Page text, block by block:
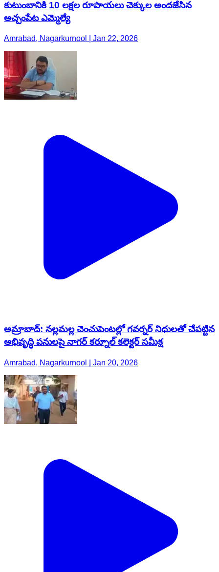
కుటుంబానికి 10 లక్షల రూపాయలు చెక్కుల అందజేసిన
అచ్చంపేట ఎమ్మెల్యే
Amrabad, Nagarkurnool | Jan 22, 2026
అమ్రాబాద్: నల్లమల్ల చెంచుపెంటల్లో గవర్నర్ నిధులతో చేపట్టిన
అభివృద్ధి పనులపై నాగర్ కర్నూల్ కలెక్టర్ సమీక్ష
Amrabad, Nagarkurnool | Jan 20, 2026